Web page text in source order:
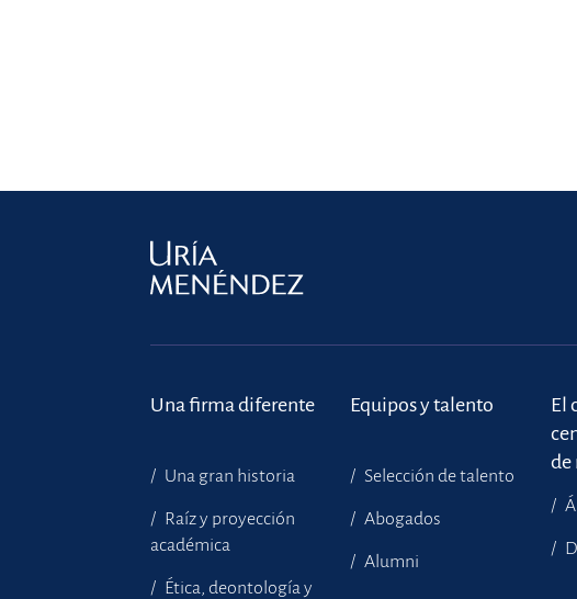
Una firma diferente
Una gran historia
Raíz y proyección
académica
Ética, deontología y
Equipos y talento
Selección de talento
Abogados
Alumni
El
de